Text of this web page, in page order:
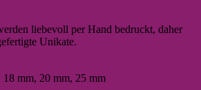
liebevoll per Hand bedruckt, daher
Unikate.
18 mm, 20 mm, 25 mm